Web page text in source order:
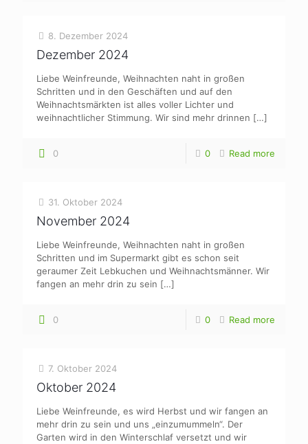
8. Dezember 2024
Dezember 2024
Liebe Weinfreunde, Weihnachten naht in großen
Schritten und in den Geschäften und auf den
Weihnachtsmärkten ist alles voller Lichter und
weihnachtlicher Stimmung. Wir sind mehr drinnen […]
0 0 Read more
31. Oktober 2024
November 2024
Liebe Weinfreunde, Weihnachten naht in großen
Schritten und im Supermarkt gibt es schon seit
geraumer Zeit Lebkuchen und Weihnachtsmänner. Wir
fangen an mehr drin zu sein […]
0 0 Read more
7. Oktober 2024
Oktober 2024
Liebe Weinfreunde, es wird Herbst und wir fangen an
mehr drin zu sein und uns „einzumummeln“. Der
Garten wird in den Winterschlaf versetzt und wir